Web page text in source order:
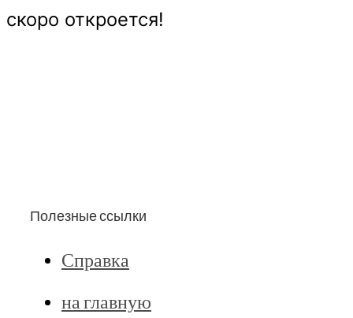
скоро откроется!
Полезные ссылки
Справка
на главную